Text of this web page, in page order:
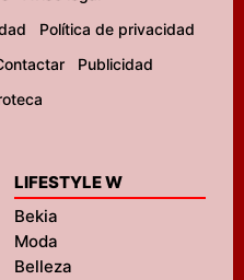
Política de privacidad
Publicidad
LIFESTYLE W
Bekia
Moda
Belleza